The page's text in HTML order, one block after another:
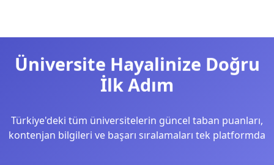
Üniversite Hayalinize Doğru
İlk Adım
Türkiye'deki tüm üniversitelerin güncel taban puanları,
kontenjan bilgileri ve başarı sıralamaları tek platformda